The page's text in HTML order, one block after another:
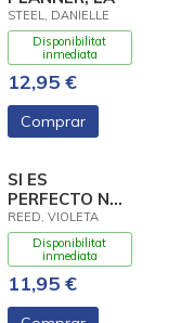
STEEL, DANIELLE
Disponibilitat
inmediata
12,95 €
Comprar
SI ES
PERFECTO NO
ES AMOR
REED, VIOLETA
Disponibilitat
inmediata
11,95 €